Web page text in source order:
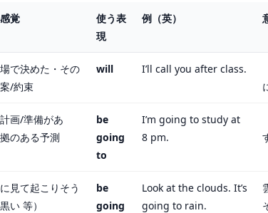
覚
使う表
現
例（英）
で決めた・その
/約束
will I’ll call you after class.
画/準備があ
のある予測
be
going
to
I’m going to study at
8 pm.
見て起こりそう
い 等）
be
going
Look at the clouds. It’s
going to rain.